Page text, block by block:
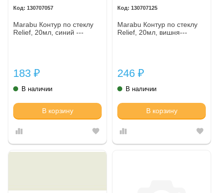
130707057
Marabu Контур по стеклу
Relief, 20мл, синий ---
183 ₽
В наличии
В корзину
130707125
Marabu Контур по стеклу
Relief, 20мл, вишня---
246 ₽
В наличии
В корзину